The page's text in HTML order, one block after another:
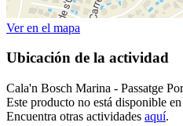
Ver en el mapa
Ubicación de la actividad
Cala'n Bosch Marina - Passatge
Este producto no está disponible
Encuentra otras actividades aquí.